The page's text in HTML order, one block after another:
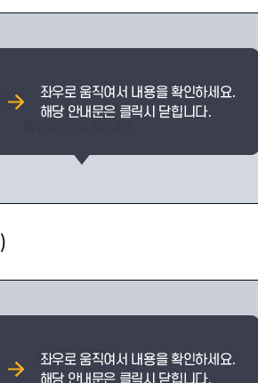
AI교육원(글로벌)